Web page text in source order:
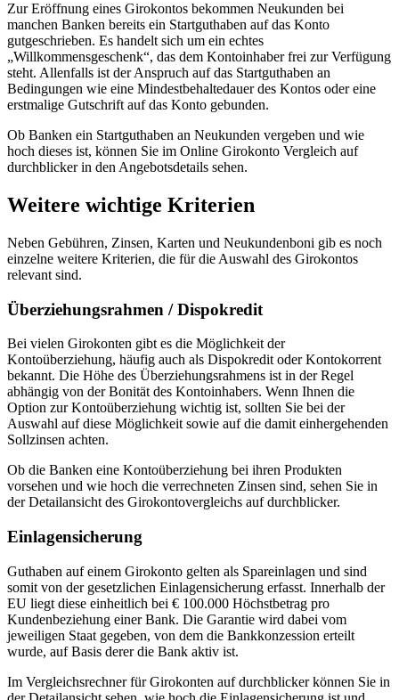
Zur Eröffnung eines Girokontos bekommen Neukunden bei
manchen Banken bereits ein Startguthaben auf das Konto
gutgeschrieben. Es handelt sich um ein echtes
„Willkommensgeschenk“, das dem Kontoinhaber frei zur Verfügung
steht. Allenfalls ist der Anspruch auf das Startguthaben an
Bedingungen wie eine Mindestbehaltedauer des Kontos oder eine
erstmalige Gutschrift auf das Konto gebunden.
Ob Banken ein Startguthaben an Neukunden vergeben und wie
hoch dieses ist, können Sie im Online Girokonto Vergleich auf
durchblicker in den Angebotsdetails sehen.
Weitere wichtige Kriterien
Neben Gebühren, Zinsen, Karten und Neukundenboni gib es noch
einzelne weitere Kriterien, die für die Auswahl des Girokontos
relevant sind.
Überziehungsrahmen / Dispokredit
Bei vielen Girokonten gibt es die Möglichkeit der
Kontoüberziehung, häufig auch als Dispokredit oder Kontokorrent
bekannt. Die Höhe des Überziehungsrahmens ist in der Regel
abhängig von der Bonität des Kontoinhabers. Wenn Ihnen die
Option zur Kontoüberziehung wichtig ist, sollten Sie bei der
Auswahl auf diese Möglichkeit sowie auf die damit einhergehenden
Sollzinsen achten.
Ob die Banken eine Kontoüberziehung bei ihren Produkten
vorsehen und wie hoch die verrechneten Zinsen sind, sehen Sie in
der Detailansicht des Girokontovergleichs auf durchblicker.
Einlagensicherung
Guthaben auf einem Girokonto gelten als Spareinlagen und sind
somit von der gesetzlichen Einlagensicherung erfasst. Innerhalb der
EU liegt diese einheitlich bei € 100.000 Höchstbetrag pro
Kundenbeziehung einer Bank. Die Garantie wird dabei vom
jeweiligen Staat gegeben, von dem die Bankkonzession erteilt
wurde, auf Basis derer die Bank aktiv ist.
Im Vergleichsrechner für Girokonten auf durchblicker können Sie in